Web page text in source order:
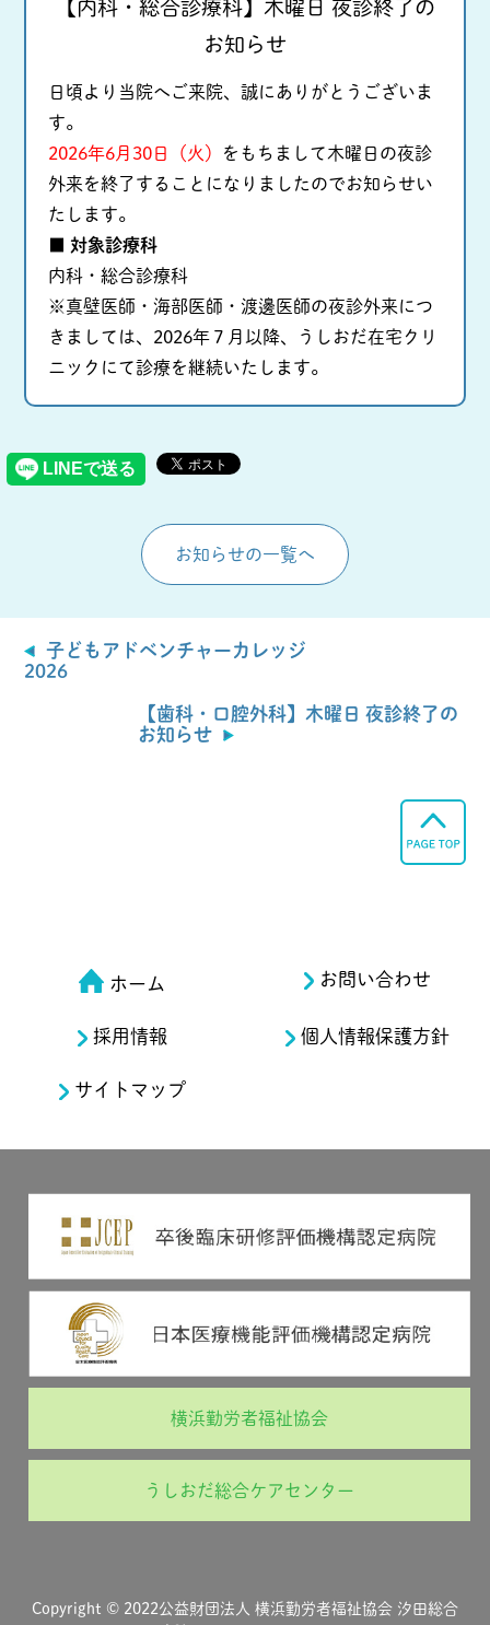
【内科・総合診療科】木曜日 夜診終了の
お知らせ
日頃より当院へご来院、誠にありがとうございま
す。
2026年6月30日（火） をもちまして木曜日の夜診
外来を終了することになりましたのでお知らせい
たします。
■ 対象診療科
内科・総合診療科
※真壁医師・海部医師・渡邊医師の夜診外来につ
きましては、2026年７月以降、うしおだ在宅クリ
ニックにて診療を継続いたします。
お知らせの一覧へ
子どもアドベンチャーカレッジ
2026
【歯科・口腔外科】木曜日 夜診終了の
お知らせ
ホーム お問い合わせ
採用情報 個人情報保護方針
サイトマップ
横浜勤労者福祉協会
うしおだ総合ケアセンター
Copyright © 2022公益財団法人 横浜勤労者福祉協会 汐田総合